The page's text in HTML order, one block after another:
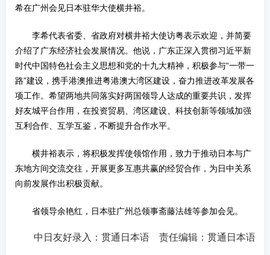
希在广州会见日本驻华大使横井裕。
李希代表省委、省政府对横井裕大使访粤表示欢迎，并简要
介绍了广东经济社会发展情况。他说，广东正深入贯彻习近平新
时代中国特色社会主义思想和党的十九大精神，积极参与“一带一
路”建设，携手港澳推进粤港澳大湾区建设，奋力推进改革发展各
项工作。希望两地共同落实好两国领导人达成的重要共识，发挥
好友城平台作用，在投资贸易、湾区建设、科技创新等领域加强
互利合作、互学互鉴，不断提升合作水平。
横井裕表示，将积极发挥使领馆作用，致力于推动日本与广
东地方间交流交往，开展更多互惠共赢的经贸合作，为日中关系
向前发展作出积极贡献。
省领导余艳红，日本驻广州总领事斋藤法雄等参加会见。
中日友好录入：贯通日本语 责任编辑：贯通日本语